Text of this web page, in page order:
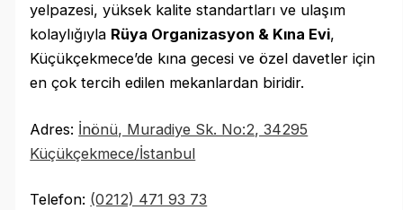
yelpazesi, yüksek kalite standartları ve ulaşım
kolaylığıyla Rüya Organizasyon & Kına Evi,
Küçükçekmece’de kına gecesi ve özel davetler için
en çok tercih edilen mekanlardan biridir.
Adres: İnönü, Muradiye Sk. No:2, 34295
Küçükçekmece/İstanbul
Telefon: (0212) 471 93 73